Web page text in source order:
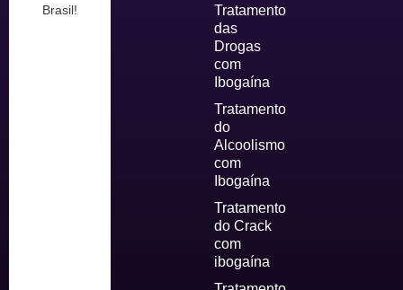
Brasil!
Tratamento
das
Drogas
com
Ibogaína
Tratamento
do
Alcoolismo
com
Ibogaína
Tratamento
do Crack
com
ibogaína